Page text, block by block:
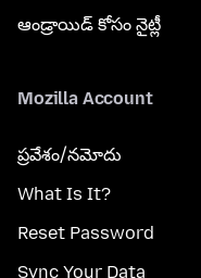
ఆండ్రాయిడ్ కోసం నైట్లీ
Mozilla Account
ప్రవేశం/నమోదు
What Is It?
Reset Password
Sync Your Data